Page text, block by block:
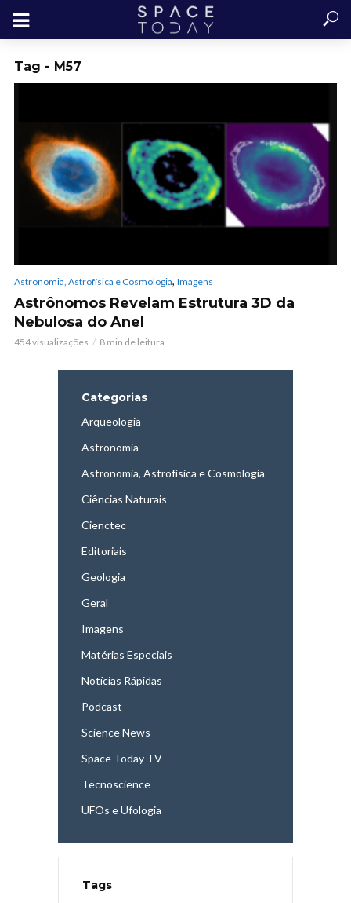
Tag - M57
Astronomia, Astrofísica e Cosmologia, Imagens
Astrônomos Revelam Estrutura 3D da
Nebulosa do Anel
454 visualizações 8 min de leitura
Categorias
Arqueologia
Astronomia
Astronomia, Astrofísica e Cosmologia
Ciências Naturais
Cienctec
Editoriais
Geologia
Geral
Imagens
Matérias Especiais
Notícias Rápidas
Podcast
Science News
Space Today TV
Tecnoscience
UFOs e Ufologia
Tags